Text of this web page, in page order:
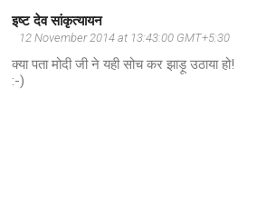
इष्ट देव सांकृत्यायन
12 November 2014 at 13:43:00 GMT+5:30
क्या पता मोदी जी ने यही सोच कर झाड़ू उठाया हो!
:-)